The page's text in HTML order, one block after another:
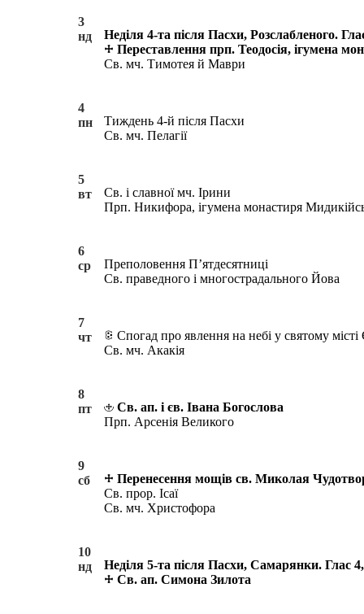
3
нд
Неділя 4-та після Пасхи, Розслабленого.
Переставлення прп. Теодосія, ігумена
Св. мч. Тимотея й Маври
4
пн
Тиждень 4-й після Пасхи
Св. мч. Пелагії
5
вт
Св. і славної мч. Ірини
Прп. Никифора, ігумена монастиря
6
ср
Преполовення П’ятдесятниці
Св. праведного і многострадального Йова
7
чт
Спогад про явлення на небі у святому
Св. мч. Акакія
8
пт
Св. ап. і єв. Івана Богослова
Прп. Арсенія Великого
9
сб
Перенесення мощів св. Миколая
Св. прор. Ісаї
Св. мч. Христофора
10
нд
Неділя 5-та після Пасхи, Самарянки. Глас
Св. ап. Симона Зилота